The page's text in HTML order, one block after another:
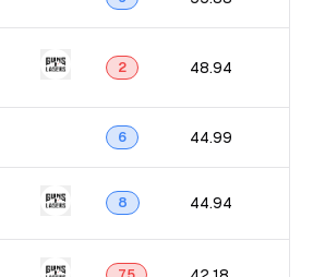
2 48.94
6 44.99
8 44.94